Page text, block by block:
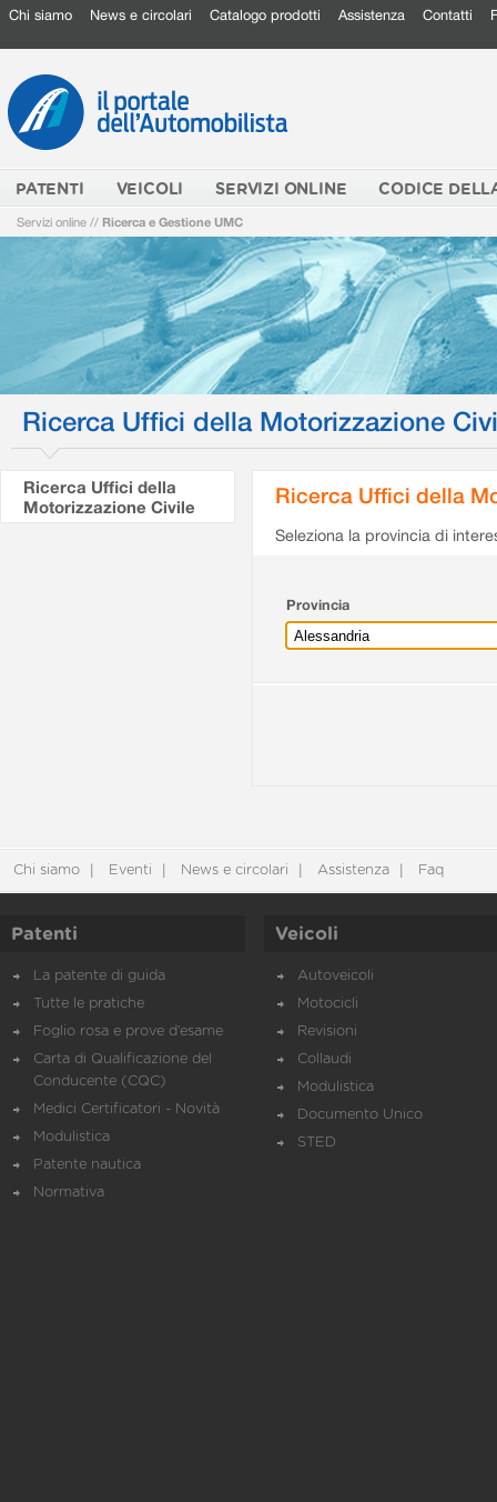
Chi siamo News e circolari Catalogo prodotti Assistenza Contatti
PATENTI VEICOLI SERVIZI ONLINE CODICE
Servizi online // Ricerca e Gestione UMC
Ricerca Uffici della Motorizzazione
Ricerca Uffici della
Motorizzazione Civile
Ricerca Uffici della
Seleziona la provincia di
Provincia
Chi siamo Eventi News e circolari Assistenza Faq
Patenti
La patente di guida
Tutte le pratiche
Foglio rosa e prove d’esame
Carta di Qualificazione del
Conducente (CQC)
Medici Certificatori - Novità
Modulistica
Patente nautica
Normativa
Veicoli
Autoveicoli
Motocicli
Revisioni
Collaudi
Modulistica
Documento Unico
STED